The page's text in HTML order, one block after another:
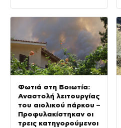
Φωτιά στη Βοιωτία:
Αναστολή λειτουργίας
του αιολικού πάρκου –
Προφυλακίστηκαν οι
τρεις κατηγορούμενοι